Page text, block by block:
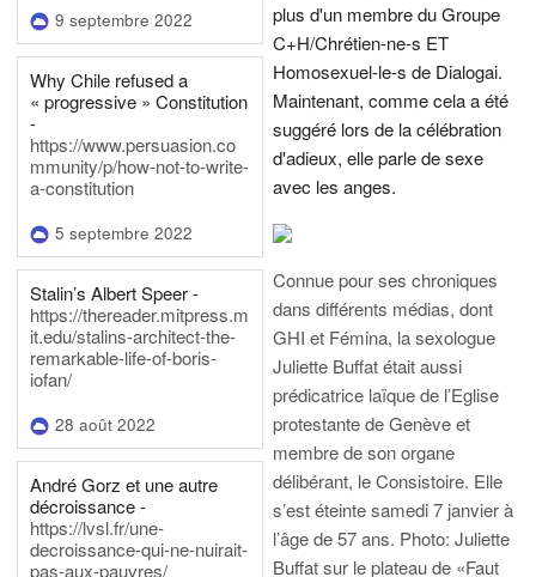
9 septembre 2022
Why Chile refused a
« progressive » Constitution
-
https://www.persuasion.co
mmunity/p/how-not-to-write-
a-constitution
5 septembre 2022
Stalin’s Albert Speer -
https://thereader.mitpress.m
it.edu/stalins-architect-the-
remarkable-life-of-boris-
iofan/
28 août 2022
André Gorz et une autre
décroissance -
https://lvsl.fr/une-
decroissance-qui-ne-nuirait-
pas-aux-pauvres/
plus d'un membre du Groupe
C+H/Chrétien-ne-s ET
Homosexuel-le-s de Dialogai.
Maintenant, comme cela a été
suggéré lors de la célébration
d'adieux, elle parle de sexe
avec les anges.
Connue pour ses chroniques
dans différents médias, dont
GHI et Fémina, la sexologue
Juliette Buffat était aussi
prédicatrice laïque de l’Eglise
protestante de Genève et
membre de son organe
délibérant, le Consistoire. Elle
s’est éteinte samedi 7 janvier à
l’âge de 57 ans. Photo: Juliette
Buffat sur le plateau de «Faut